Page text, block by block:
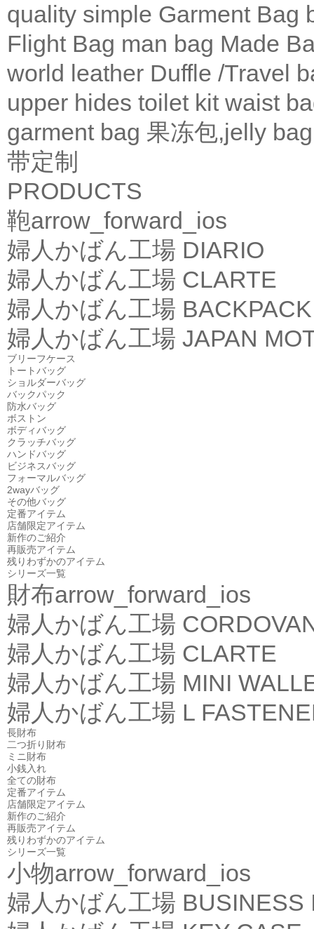
quality simple Garment Bag
Flight Bag man bag Made
world leather Duffle /Travel
upper hides toilet kit waist
garment bag 果冻包,jelly bag
带定制
PRODUCTS
鞄arrow_forward_ios
婦人かばん工場 DIARIO
婦人かばん工場 CLARTE
婦人かばん工場 BACKPACK
婦人かばん工場 JAPAN
ブリーフケース
トートバッグ
ショルダーバッグ
バックパック
防水バッグ
ボストン
ボディバッグ
クラッチバッグ
ハンドバッグ
ビジネスバッグ
フォーマルバッグ
2wayバッグ
その他バッグ
定番アイテム
店舗限定アイテム
新作のご紹介
再販売アイテム
残りわずかのアイテム
シリーズ一覧
財布arrow_forward_ios
婦人かばん工場
婦人かばん工場 CLARTE
婦人かばん工場 MINI
婦人かばん工場 L
長財布
二つ折り財布
ミニ財布
小銭入れ
全ての財布
定番アイテム
店舗限定アイテム
新作のご紹介
再販売アイテム
残りわずかのアイテム
シリーズ一覧
小物arrow_forward_ios
婦人かばん工場 BUSINESS